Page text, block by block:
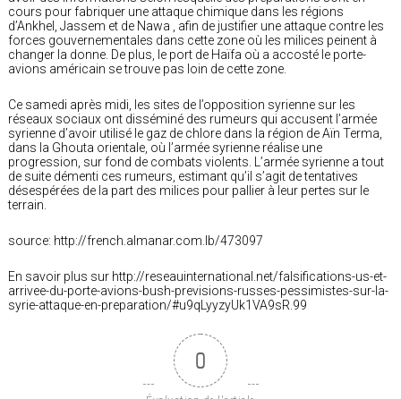
cours pour fabriquer une attaque chimique dans les régions
d’Ankhel, Jassem et de Nawa , afin de justifier une attaque contre les
forces gouvernementales dans cette zone où les milices peinent à
changer la donne. De plus, le port de Haïfa où a accosté le porte-
avions américain se trouve pas loin de cette zone.
Ce samedi après midi, les sites de l’opposition syrienne sur les
réseaux sociaux ont disséminé des rumeurs qui accusent l’armée
syrienne d’avoir utilisé le gaz de chlore dans la région de Aïn Terma,
dans la Ghouta orientale, où l’armée syrienne réalise une
progression, sur fond de combats violents. L’armée syrienne a tout
de suite démenti ces rumeurs, estimant qu’il s’agit de tentatives
désespérées de la part des milices pour pallier à leur pertes sur le
terrain.
source: http://french.almanar.com.lb/473097
En savoir plus sur http://reseauinternational.net/falsifications-us-et-
arrivee-du-porte-avions-bush-previsions-russes-pessimistes-sur-la-
syrie-attaque-en-preparation/#u9qLyyzyUk1VA9sR.99
0